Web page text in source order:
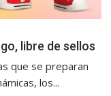
libre de sellos
que se preparan
los...